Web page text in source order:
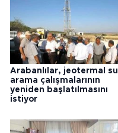
Arabanlılar, jeotermal su
arama çalışmalarının
yeniden başlatılmasını
istiyor